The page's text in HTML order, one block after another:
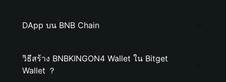
DApp บน BNB Chain
วิธีสร้าง BNBKINGON4 Wallet ใน Bitget
Wallet ？